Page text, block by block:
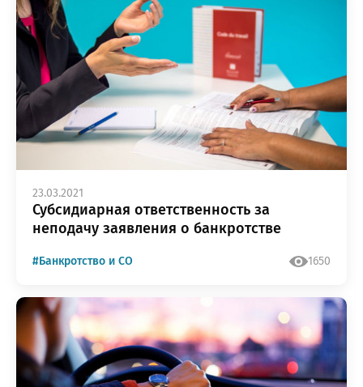
23.03.2021
Субсидиарная ответственность за
неподачу заявления о банкротстве
#Банкротство и СО 1650